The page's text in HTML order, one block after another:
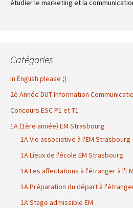
étudier le marketing et la
Catégories
In English please ;)
2è Année DUT Information
Concours ESC P1 et T1
1A (1ère année) EM Strasbourg
1A Vie associative à l'EM Strasbourg
1A Lieux de l'école EM Strasbourg
1A Les affectations à l'étranger à
1A Préparation du départ à
1A Stage admissible EM